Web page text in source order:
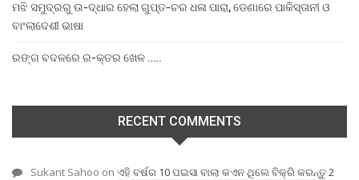
ମଝି ସମୁଦ୍ରରୁ ଉ-ଦ୍ଧାର ହେଲା ଗୁପ୍ତ-ଚର ଧଳା ପାରା, ଡେଣାରେ ପାକିସ୍ତାନୀ ଓ
ବାଂଲାଦେଶୀ ଭାଷା
ରଙ୍ଗ ବଦଳରେ ର-କ୍ତର ଖେଳ …..
RECENT COMMENTS
Sukant Sahoo on ଏହି ବର୍ଷର 10 ପଇସା ବାଲା କଏନ ଥିଲେ ବିକ୍ରି କରନ୍ତୁ 2